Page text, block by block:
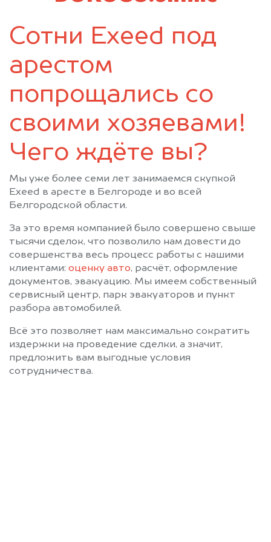
Сотни Exeed под
арестом
попрощались со
своими хозяевами!
Чего ждёте вы?
Мы уже более семи лет занимаемся скупкой
Exeed в аресте в Белгороде и во всей
Белгородской области.
За это время компанией было совершено свыше
тысячи сделок, что позволило нам довести до
совершенства весь процесс работы с нашими
клиентами: оценку авто, расчёт, оформление
документов, эвакуацию. Мы имеем собственный
сервисный центр, парк эвакуаторов и пункт
разбора автомобилей.
Всё это позволяет нам максимально сократить
издержки на проведение сделки, а значит,
предложить вам выгодные условия
сотрудничества.